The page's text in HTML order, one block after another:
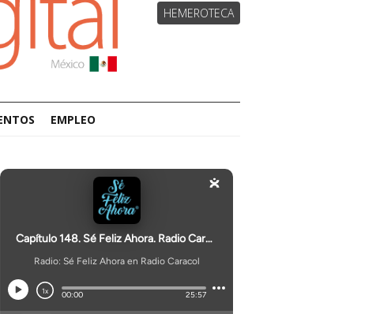
HEMEROTECA
EMPLEO